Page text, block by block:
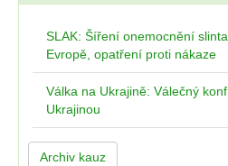
SLAK: Šíření onemocnění
Evropě, opatření proti nákaze
Válka na Ukrajině: Válečný
Ukrajinou
Archiv kauz